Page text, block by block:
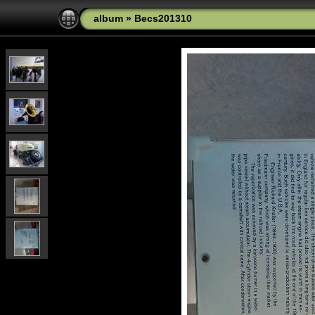
album » Becs201310